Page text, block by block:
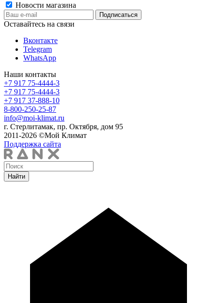
Новости магазина
Оставайтесь на связи
Вконтакте
Telegram
WhatsApp
Наши контакты
+7 917 75-4444-3
+7 917 75-4444-3
+7 917 37-888-10
8-800-250-25-87
info@moi-klimat.ru
г. Стерлитамак, пр. Октября, дом 95
2011-2026 ©Мой Климат
Поддержка сайта
Найти